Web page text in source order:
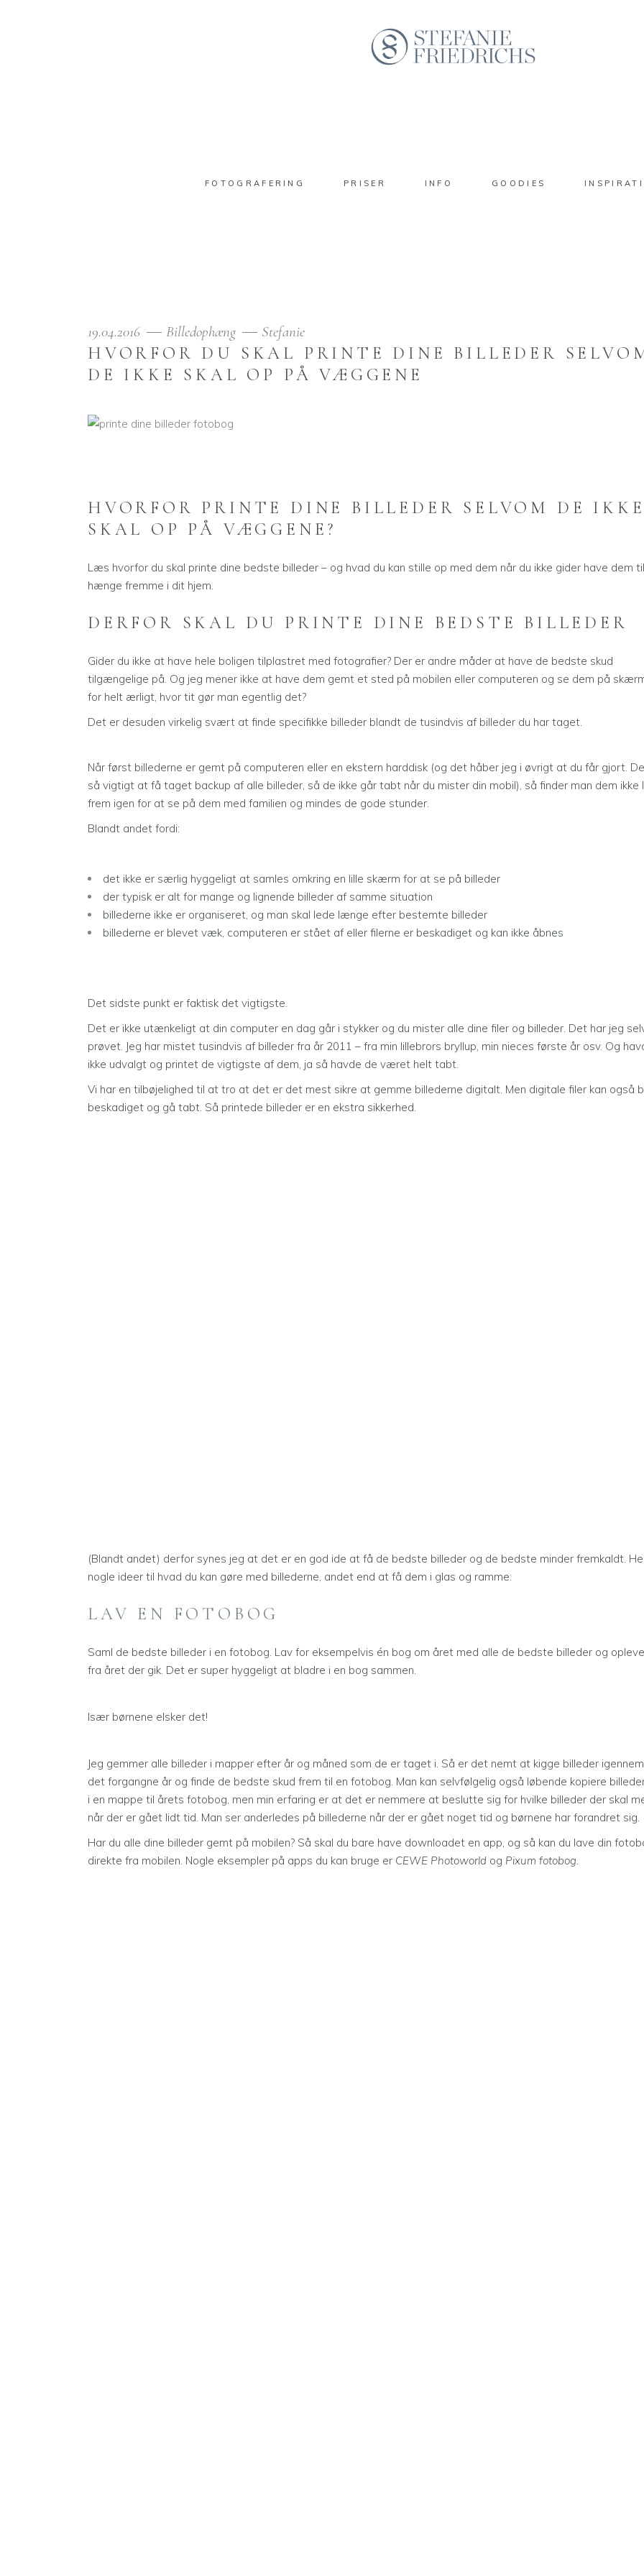
FOTOGRAFERING PRISER INFO GOODIES
19.04.2016 Billedophæng Stefanie
HVORFOR DU SKAL PRINTE DINE BILLEDER
DE IKKE SKAL OP PÅ VÆGGENE
HVORFOR PRINTE DINE BILLEDER SELVOM DE
SKAL OP PÅ VÆGGENE?
Læs hvorfor du skal printe dine bedste billeder – og hvad du kan stille op med dem når du ikke gider have dem
hænge fremme i dit hjem.
DERFOR SKAL DU PRINTE DINE BEDSTE BILLEDER
Gider du ikke at have hele boligen tilplastret med fotografier? Der er andre måder at have de bedste skud
tilgængelige på. Og jeg mener ikke at have dem gemt et sted på mobilen eller computeren og se dem på
for helt ærligt, hvor tit gør man egentlig det?
Det er desuden virkelig svært at finde specifikke billeder blandt de tusindvis af billeder du har taget.
Når først billederne er gemt på computeren eller en ekstern harddisk (og det håber jeg i øvrigt at du får gjort.
så vigtigt at få taget backup af alle billeder, så de ikke går tabt når du mister din mobil), så finder man dem ikke
frem igen for at se på dem med familien og mindes de gode stunder.
Blandt andet fordi:
det ikke er særlig hyggeligt at samles omkring en lille skærm for at se på billeder
der typisk er alt for mange og lignende billeder af samme situation
billederne ikke er organiseret, og man skal lede længe efter bestemte billeder
billederne er blevet væk, computeren er stået af eller filerne er beskadiget og kan ikke åbnes
Det sidste punkt er faktisk det vigtigste.
Det er ikke utænkeligt at din computer en dag går i stykker og du mister alle dine filer og billeder. Det har jeg
prøvet. Jeg har mistet tusindvis af billeder fra år 2011 – fra min lillebrors bryllup, min nieces første år osv. Og
ikke udvalgt og printet de vigtigste af dem, ja så havde de været helt tabt.
Vi har en tilbøjelighed til at tro at det er det mest sikre at gemme billederne digitalt. Men digitale filer kan også
beskadiget og gå tabt. Så printede billeder er en ekstra sikkerhed.
(Blandt andet) derfor synes jeg at det er en god ide at få de bedste billeder og de bedste minder fremkaldt.
nogle ideer til hvad du kan gøre med billederne, andet end at få dem i glas og ramme:
LAV EN FOTOBOG
Saml de bedste billeder i en fotobog. Lav for eksempelvis én bog om året med alle de bedste billeder og
fra året der gik. Det er super hyggeligt at bladre i en bog sammen.
Især børnene elsker det!
Jeg gemmer alle billeder i mapper efter år og måned som de er taget i. Så er det nemt at kigge billeder
det forgangne år og finde de bedste skud frem til en fotobog. Man kan selvfølgelig også løbende kopiere
i en mappe til årets fotobog, men min erfaring er at det er nemmere at beslutte sig for hvilke billeder der skal
når der er gået lidt tid. Man ser anderledes på billederne når der er gået noget tid og børnene har forandret sig.
Har du alle dine billeder gemt på mobilen? Så skal du bare have downloadet en app, og så kan du lave din
direkte fra mobilen. Nogle eksempler på apps du kan bruge er CEWE Photoworld og Pixum fotobog.